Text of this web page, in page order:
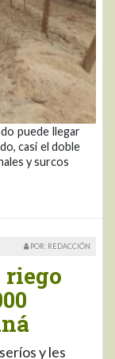
puede llegar
casi el doble
y surcos
POR: REDACCIÓN
riego
y les